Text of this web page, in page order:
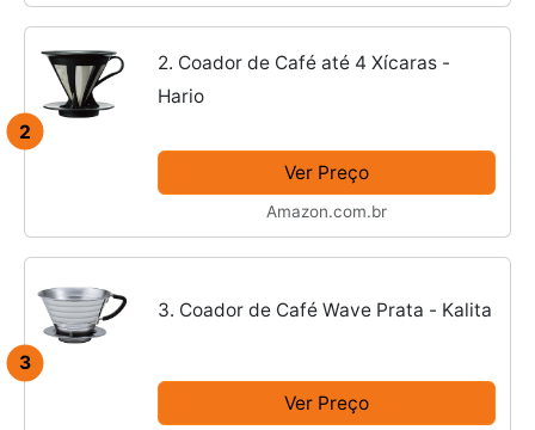
2
2. Coador de Café até 4 Xícaras -
Hario
Ver Preço
Amazon.com.br
3
3. Coador de Café Wave Prata - Kalita
Ver Preço